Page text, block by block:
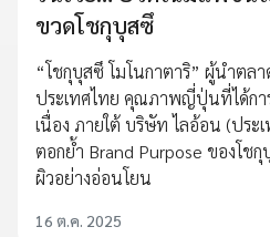
ขวดโชกุบุสซึ
“โชกุบุสซึ โมโนกาตาริ” ผู้นำต
ประเทศไทย คุณภาพญี่ปุ่นที่ได้กา
เนื่อง ภายใต้ บริษัท ไลอ้อน (ประ
ตอกย้ำ Brand Purpose ของโช
ผิวอย่างอ่อนโยน
16 ต.ค. 2025